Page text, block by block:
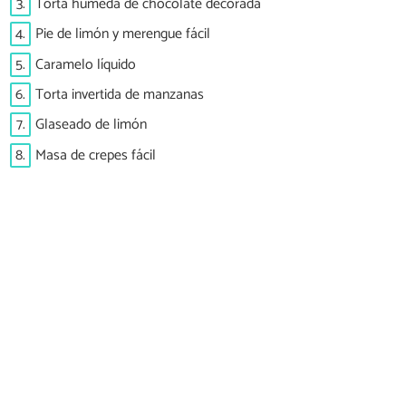
4. Pie de limón y merengue fácil
5. Caramelo líquido
6. Torta invertida de manzanas
7. Glaseado de limón
8. Masa de crepes fácil